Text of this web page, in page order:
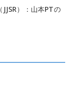
）：山本PTの